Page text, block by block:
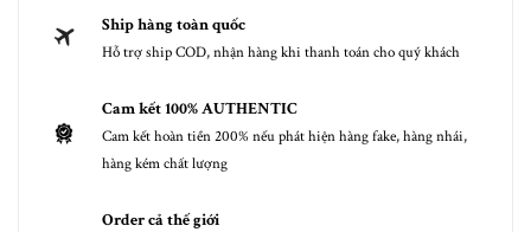
Ship hàng toàn quốc
Hỗ trợ ship COD, nhận hàng khi thanh toán cho quý khách
Cam kết 100% AUTHENTIC
Cam kết hoàn tiền 200% nếu phát hiện hàng fake, hàng nhái,
hàng kém chất lượng
Order cả thế giới